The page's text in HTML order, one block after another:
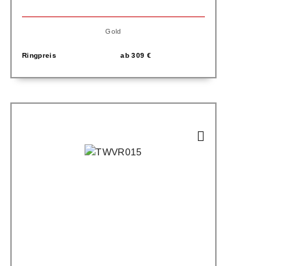
Gold
Ringpreis ab309 €